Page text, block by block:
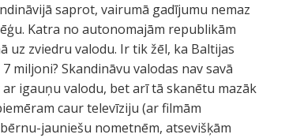
saprot, vairumā gadījumu nemaz
Katra no autonomajām republikām
zviedru valodu. Ir tik žēl, ka Baltijas
miljoni? Skandināvu valodas nav savā
igauņu valodu, bet arī tā skanētu mazāk
caur televīziju (ar filmām
jauniešu nometnēm, atsevišķām